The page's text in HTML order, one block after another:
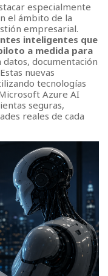
especialmente
el ámbito de la
empresarial.
inteligentes que
a medida para
datos, documentación
nuevas
tecnologías
Azure AI
seguras,
reales de cada